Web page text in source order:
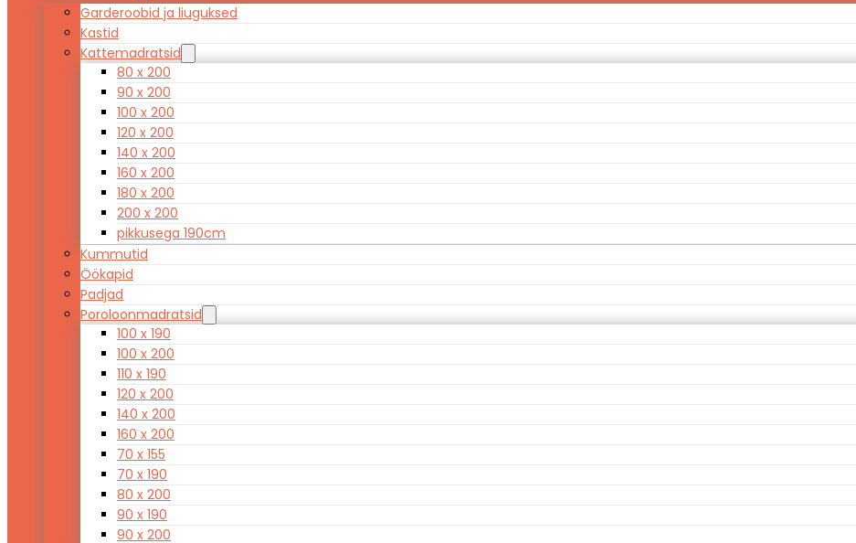
Garderoobid ja liuguksed
Kastid
Kattemadratsid
80 x 200
90 x 200
100 x 200
120 x 200
140 x 200
160 x 200
180 x 200
200 x 200
pikkusega 190cm
Kummutid
Öökapid
Padjad
Poroloonmadratsid
100 x 190
100 x 200
110 x 190
120 x 200
140 x 200
160 x 200
70 x 155
70 x 190
80 x 200
90 x 190
90 x 200